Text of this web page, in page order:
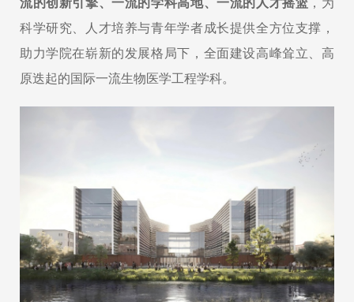
科学研究、人才培养与青年学者成长提供全方位支撑，
助力学院在崭新的发展格局下，全面建设高峰耸立、高
原迭起的国际一流生物医学工程学科。